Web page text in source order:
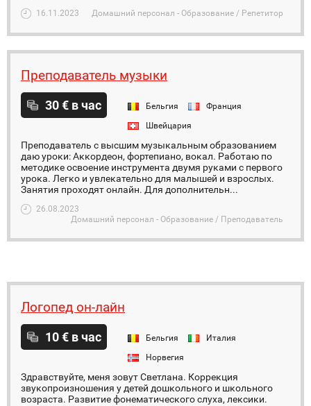
16.11.2023 Домашний персонал - Образование / Репетитор
Преподаватель музыки
30 € в час Бельгия
Франция
Швейцария
Преподаватель с высшим музыкальным образованием
даю уроки: Аккордеон, фортепиано, вокал. Работаю по
методике освоение инструмента двумя руками с первого
урока. Легко и увлекательно для малышей и взрослых.
Занятия проходят онлайн. Для дополнительн...
26.08.2023
Домашний персонал - Образование / Преподаватель
Логопед он-лайн
10 € в час Бельгия
Италия
Норвегия
Здравствуйте, меня зовут Светлана. Коррекция
звукопроизношения у детей дошкольного и школьного
возраста. Развитие фонематического слуха, лексики.